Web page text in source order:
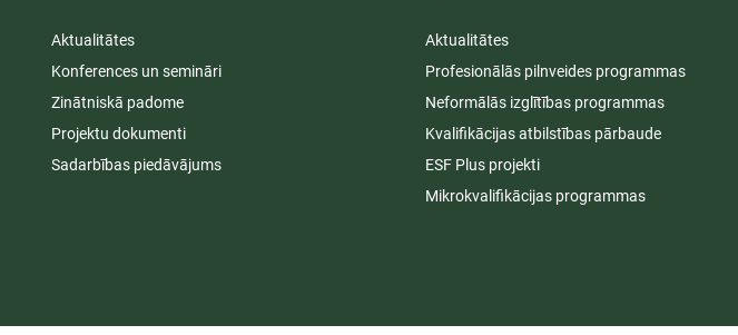
Aktualitātes
Konferences un semināri
Zinātniskā padome
Projektu dokumenti
Sadarbības piedāvājums
Aktualitātes
Profesionālās pilnveides programmas
Neformālās izglītības programmas
Kvalifikācijas atbilstības pārbaude
ESF Plus projekti
Mikrokvalifikācijas programmas